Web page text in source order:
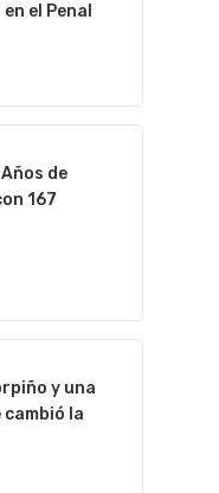
el Penal
de
167
y una
la